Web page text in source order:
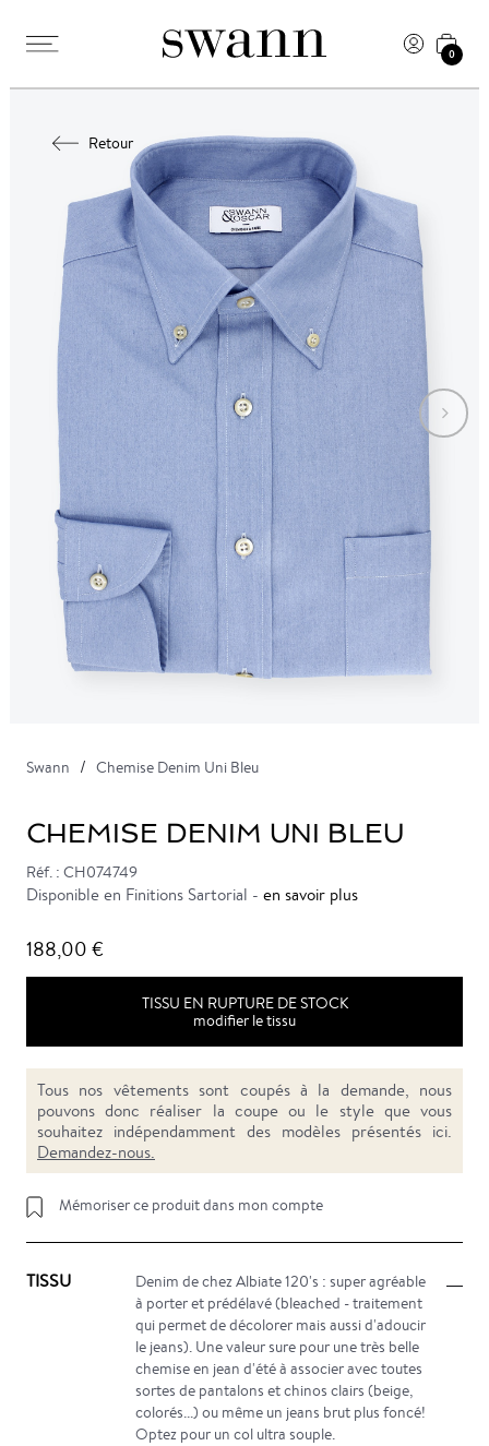
0
Retour
Swann Chemise Denim Uni Bleu
CHEMISE DENIM UNI BLEU
Réf. : CH074749
Disponible en Finitions Sartorial - en savoir plus
188,00 €
TISSU EN RUPTURE DE STOCK
modifier le tissu
Tous nos vêtements sont coupés à la demande, nous
pouvons donc réaliser la coupe ou le style que vous
souhaitez indépendamment des modèles présentés ici.
Demandez-nous.
Mémoriser ce produit dans mon compte
TISSU
Denim de chez Albiate 120's : super agréable
à porter et prédélavé (bleached - traitement
qui permet de décolorer mais aussi d'adoucir
le jeans). Une valeur sure pour une très belle
chemise en jean d'été à associer avec toutes
sortes de pantalons et chinos clairs (beige,
colorés...) ou même un jeans brut plus foncé!
Optez pour un col ultra souple.